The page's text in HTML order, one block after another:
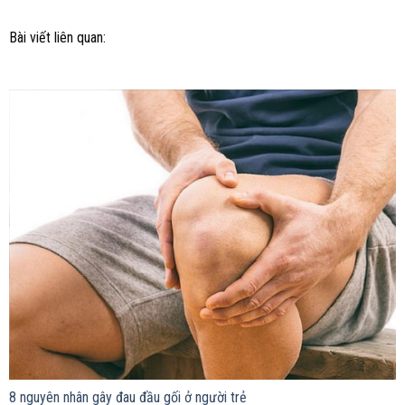
Bài viết liên quan:
8 nguyên nhân gây đau đầu gối ở người trẻ